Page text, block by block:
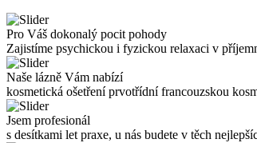
Pro Váš dokonalý pocit pohody
Zajistíme psychickou i fyzickou relaxaci v
Naše lázně Vám nabízí
kosmetická ošetření prvotřídní francouzskou
Jsem profesionál
s desítkami let praxe, u nás budete v těch